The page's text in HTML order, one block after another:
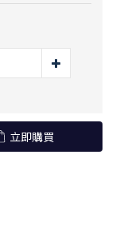
立即購買